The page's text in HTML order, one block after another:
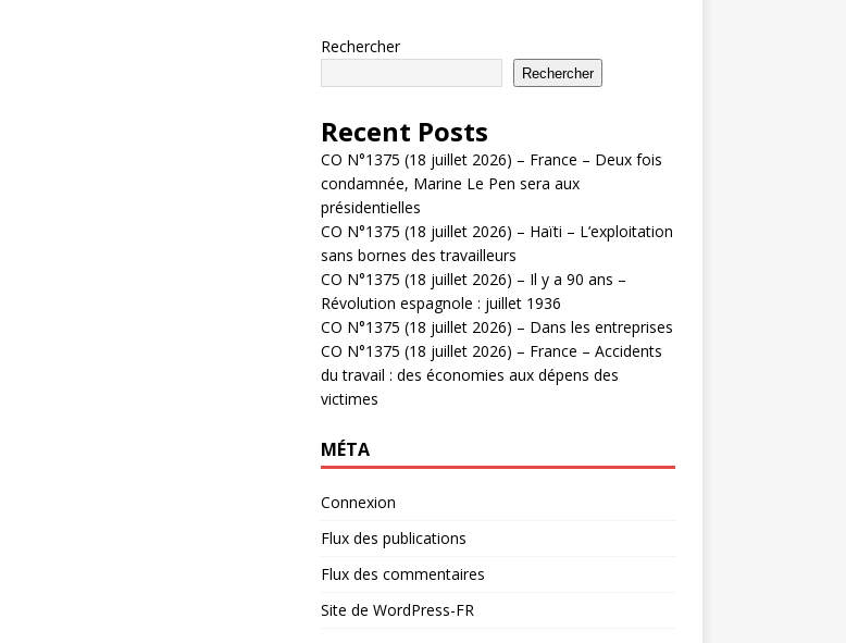
Rechercher
Rechercher
Recent Posts
CO N°1375 (18 juillet 2026) – France – Deux fois
condamnée, Marine Le Pen sera aux
présidentielles
CO N°1375 (18 juillet 2026) – Haïti – L’exploitation
sans bornes des travailleurs
CO N°1375 (18 juillet 2026) – Il y a 90 ans –
Révolution espagnole : juillet 1936
CO N°1375 (18 juillet 2026) – Dans les entreprises
CO N°1375 (18 juillet 2026) – France – Accidents
du travail : des économies aux dépens des
victimes
MÉTA
Connexion
Flux des publications
Flux des commentaires
Site de WordPress-FR